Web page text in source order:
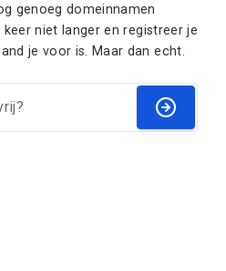
genoeg domeinnamen
keer niet langer en registreer je
je voor is. Maar dan echt.